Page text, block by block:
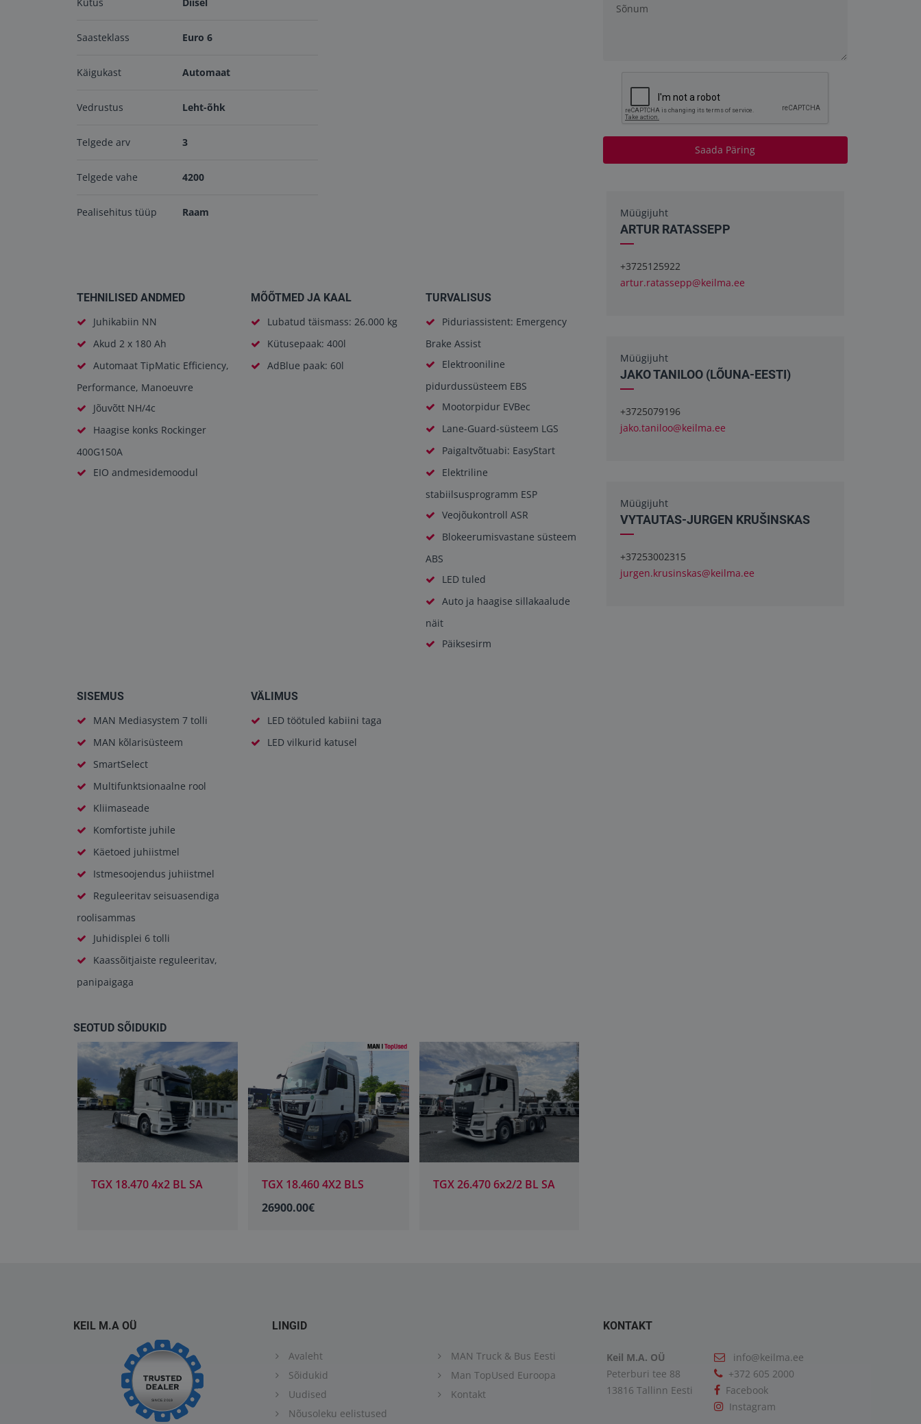
Saasteklass Euro 6
Käigukast Automaat
Vedrustus Leht-õhk
Telgede arv 3
Telgede vahe 4200
Pealisehitus tüüp Raam
TEHNILISED ANDMED
Juhikabiin NN
Akud 2 x 180 Ah
Automaat TipMatic Efficiency,
Performance, Manoeuvre
Jõuvõtt NH/4c
Haagise konks Rockinger
400G150A
EIO andmesidemoodul
MÕÕTMED JA KAAL
Lubatud täismass: 26.000 kg
Kütusepaak: 400l
AdBlue paak: 60l
TURVALISUS
Piduriassistent: Emergency
Brake Assist
Elektrooniline
pidurdussüsteem EBS
Mootorpidur EVBec
Lane-Guard-süsteem LGS
Paigaltvõtuabi: EasyStart
Elektriline
stabiilsusprogramm ESP
Veojõukontroll ASR
Blokeerumisvastane süsteem
ABS
LED tuled
Auto ja haagise sillakaalude
näit
Päiksesirm
SISEMUS
MAN Mediasystem 7 tolli
MAN kõlarisüsteem
SmartSelect
Multifunktsionaalne rool
Kliimaseade
Komfortiste juhile
Käetoed juhiistmel
Istmesoojendus juhiistmel
Reguleeritav seisuasendiga
roolisammas
Juhidisplei 6 tolli
Kaassõitjaiste reguleeritav,
panipaigaga
VÄLIMUS
LED töötuled kabiini taga
LED vilkurid katusel
SEOTUD SÕIDUKID
TGX 18.460 4X2 BLS
TGX 26.470 6x2/2 BL SA
TGX 26.400 6X2-2 BL
Saada Päring
Müügijuht
ARTUR RATASSEPP
+3725125922
artur.ratassepp@keilma.ee
Müügijuht
JAKO TANILOO (LÕUNA-EESTI)
+3725079196
jako.taniloo@keilma.ee
Müügijuht
VYTAUTAS-JURGEN KRUŠINSKAS
+37253002315
jurgen.krusinskas@keilma.ee
KEIL M.A OÜ LINGID
Avaleht
Sõidukid
Uudised
Nõusoleku eelistused
MAN Truck & Bus Eesti
Man TopUsed Euroopa
Kontakt
KONTAKT
Keil M.A. OÜ
Peterburi tee 88
13816 Tallinn Eesti
info@keilma.ee
+372 605 2000
Facebook
Instagram